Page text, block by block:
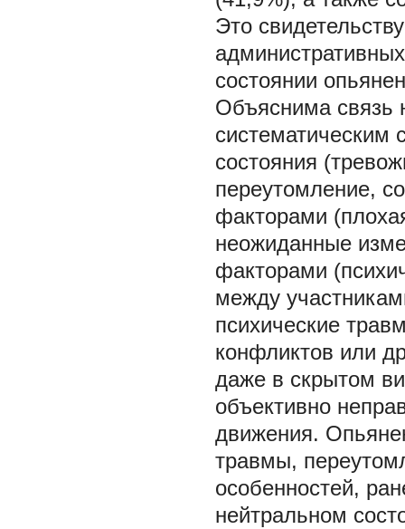
Это
состоянии
Объяснима связь
состояния
переутомление,
факторами
неожиданные
факторами
между
психические
конфликтов или
даже в скрытом
объективно
движения.
травмы,
особенностей,
нейтральном